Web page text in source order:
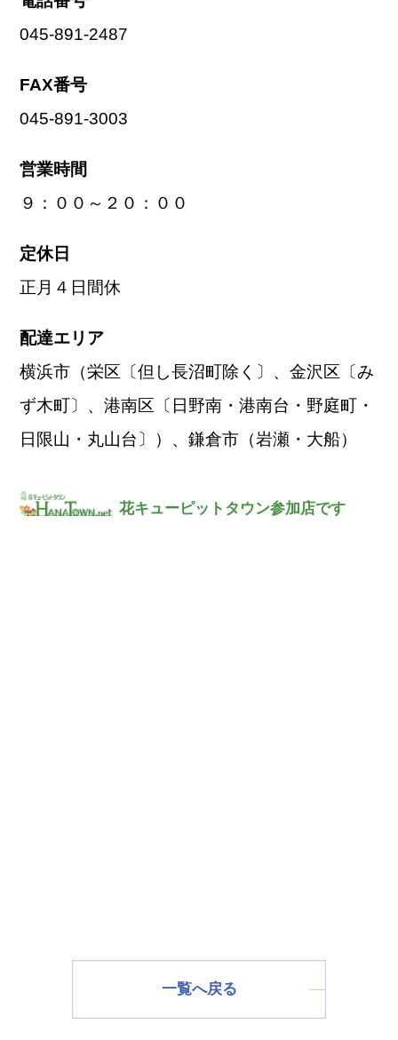
045-891-2487
FAX番号
045-891-3003
営業時間
９：００～２０：００
定休日
正月４日間休
配達エリア
横浜市（栄区〔但し長沼町除く〕、金沢区〔み
ず木町〕、港南区〔日野南・港南台・野庭町・
日限山・丸山台〕）、鎌倉市（岩瀬・大船）
花キューピットタウン参加店です
一覧へ戻る